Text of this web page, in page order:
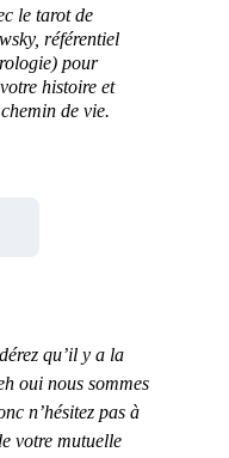
le tarot de
référentiel
pour
histoire et
de vie.
qu’il y a la
oui nous sommes
n’hésitez pas à
votre mutuelle